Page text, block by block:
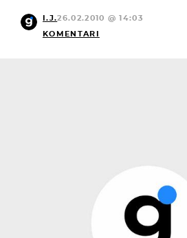
I.J.26.02.2010 @ 14:03
KOMENTARI